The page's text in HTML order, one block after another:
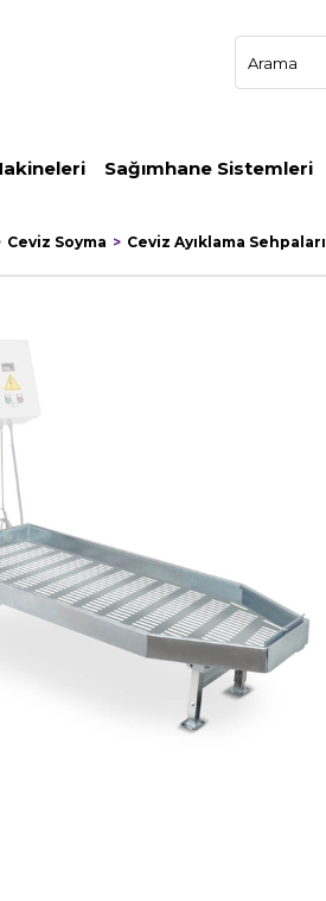
Sağımhane Sistemleri
Ceviz Soyma Ceviz Ayıklama Sehpaları